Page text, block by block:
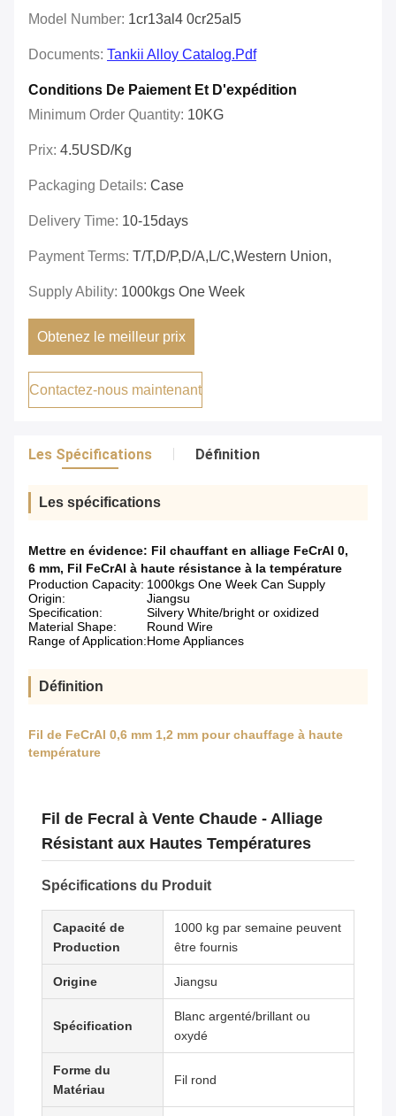
Model Number: 1cr13al4 0cr25al5
Documents: Tankii Alloy Catalog.pdf
Conditions De Paiement Et D'expédition
Minimum Order Quantity: 10KG
Prix: 4.5USD/Kg
Packaging Details: Case
Delivery Time: 10-15days
Payment Terms: T/T,D/P,D/A,L/C,Western Union,
Supply Ability: 1000kgs One Week
Obtenez le meilleur prix
Contactez-nous maintenant
Les Spécifications Définition
Les spécifications
Mettre en évidence: Fil chauffant en alliage FeCrAl 0,
6 mm, Fil FeCrAl à haute résistance à la température
Production Capacity: 1000kgs One Week Can Supply
Origin:
Jiangsu
Specification:
Silvery White/bright or oxidized
Material Shape:
Round Wire
Range of Application:Home Appliances
Définition
Fil de FeCrAl 0,6 mm 1,2 mm pour chauffage à haute
température
Fil de Fecral à Vente Chaude - Alliage
Résistant aux Hautes Températures
Spécifications du Produit
Capacité de
Production
1000 kg par semaine peuvent
être fournis
Origine Jiangsu
Spécification
Blanc argenté/brillant ou
oxydé
Forme du
Matériau
Fil rond